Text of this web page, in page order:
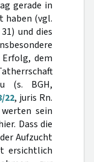
gerade in
haben (vgl.
und dies
dem
(s. BGH,
22, juris Rn.
sein
Dass die
Aufzucht
ersichtlich